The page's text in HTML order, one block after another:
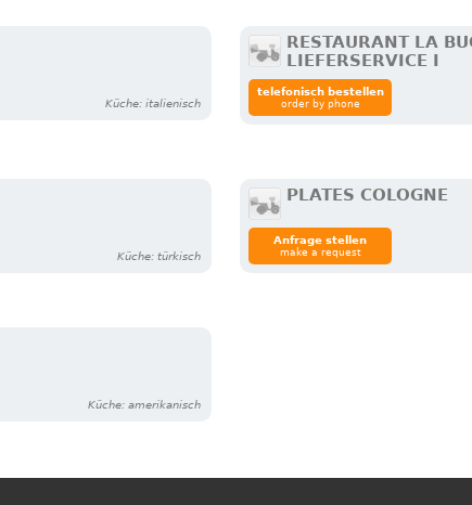
Küche: italienisch
RESTAURANT LA
LIEFERSERVICE I
telefonisch bestellen
order by phone
Küche: türkisch
PLATES COLOGNE
Anfrage stellen
make a request
Küche: amerikanisch